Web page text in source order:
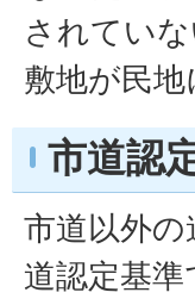
されてい
敷地が民
市道認
市道以外
道認定基